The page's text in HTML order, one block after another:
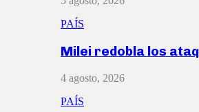
PAÍS
Milei redobla los
4 agosto, 2026
PAÍS